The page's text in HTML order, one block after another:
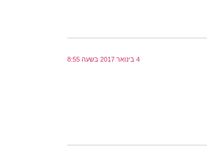
4 בינואר 2017 בשעה 8:55